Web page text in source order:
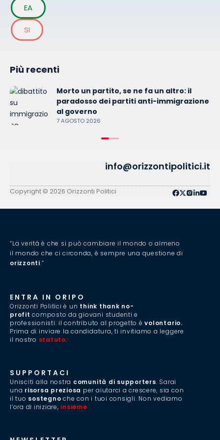
EA
SI
Più recenti
Morto un partito, se ne fa un altro: il
paradosso dei partiti anti-immigrazione
al governo
7 AGOSTO 2026
info@orizzontipolitici.it
Copyright © 2026 Orizzonti Politici
“La verità è che si può cambiare il mondo o almeno
il mondo che ci circonda, è sempre una questione di
orizzonti.”
ENTRA IN ORIPO
Orizzonti Politici è un think thank no-
profit composto da giovani studenti e
professionisti: il contributo al progetto èvolontario.
Prima di inviare la candidatura, ti invitiamo a leggere
il nostro statuto.
SUPPORTACI
Unisciti alla nostra comunità di supporters. Sarai
una risorsa preziosa per aiutarci a crescere, sia con
il tuo sostegno che con i tuoi consigli. Non vediamo
l’ora di iniziare, insieme